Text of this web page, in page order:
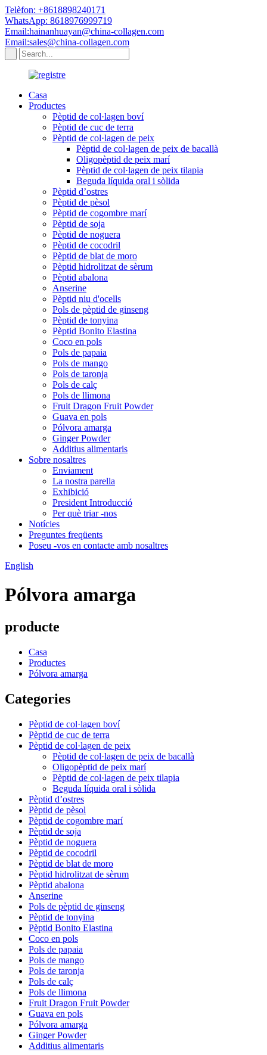
Telèfon: +8618898240171
WhatsApp: 8618976999719
Email:hainanhuayan@china-collagen.com
Email:sales@china-collagen.com
Casa
Productes
Pèptid de col·lagen boví
Pèptid de cuc de terra
Pèptid de col·lagen de peix
Pèptid de col·lagen de peix de bacallà
Oligopèptid de peix marí
Pèptid de col·lagen de peix tilapia
Beguda líquida oral i sòlida
Pèptid d’ostres
Pèptid de pèsol
Pèptid de cogombre marí
Pèptid de soja
Pèptid de noguera
Pèptid de cocodril
Pèptid de blat de moro
Pèptid hidrolitzat de sèrum
Pèptid abalona
Anserine
Pèptid niu d'ocells
Pols de pèptid de ginseng
Pèptid de tonyina
Pèptid Bonito Elastina
Coco en pols
Pols de papaia
Pols de mango
Pols de taronja
Pols de calç
Pols de llimona
Fruit Dragon Fruit Powder
Guava en pols
Pólvora amarga
Ginger Powder
Additius alimentaris
Sobre nosaltres
Enviament
La nostra parella
Exhibició
President Introducció
Per què triar -nos
Notícies
Preguntes freqüents
Poseu -vos en contacte amb nosaltres
English
Pólvora amarga
producte
Casa
Productes
Pólvora amarga
Categories
Pèptid de col·lagen boví
Pèptid de cuc de terra
Pèptid de col·lagen de peix
Pèptid de col·lagen de peix de bacallà
Oligopèptid de peix marí
Pèptid de col·lagen de peix tilapia
Beguda líquida oral i sòlida
Pèptid d’ostres
Pèptid de pèsol
Pèptid de cogombre marí
Pèptid de soja
Pèptid de noguera
Pèptid de cocodril
Pèptid de blat de moro
Pèptid hidrolitzat de sèrum
Pèptid abalona
Anserine
Pols de pèptid de ginseng
Pèptid de tonyina
Pèptid Bonito Elastina
Coco en pols
Pols de papaia
Pols de mango
Pols de taronja
Pols de calç
Pols de llimona
Fruit Dragon Fruit Powder
Guava en pols
Pólvora amarga
Ginger Powder
Additius alimentaris